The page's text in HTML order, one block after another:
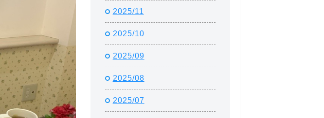
2025/11
2025/10
2025/09
2025/08
2025/07